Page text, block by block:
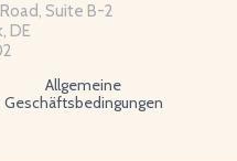
Suite B-2
DE
Allgemeine
Geschäftsbedingungen